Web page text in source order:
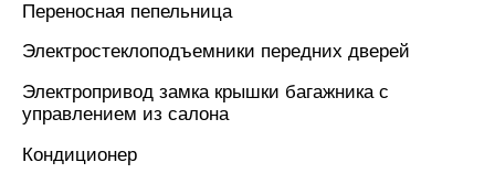
Переносная пепельница
Электростеклоподъемники передних дверей
Электропривод замка крышки багажника с
управлением из салона
Кондиционер